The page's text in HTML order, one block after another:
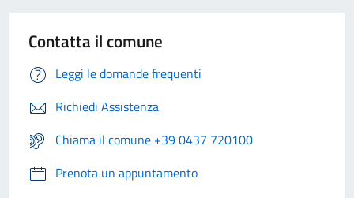
Contatta il comune
Leggi le domande frequenti
Richiedi Assistenza
Chiama il comune +39 0437 720100
Prenota un appuntamento